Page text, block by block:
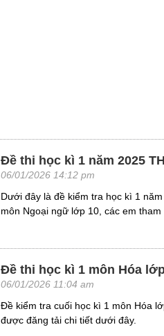
Đề thi học kì 1 năm 2025
06/01/2026 14:12 pm
Dưới đây là đề kiểm tra học kì 1
môn Ngoại ngữ lớp 10, các em tham
Đề thi học kì 1 môn Hóa
06/01/2026 11:04 am
Đề kiểm tra cuối học kì 1 môn Hóa
được đăng tải chi tiết dưới đây.